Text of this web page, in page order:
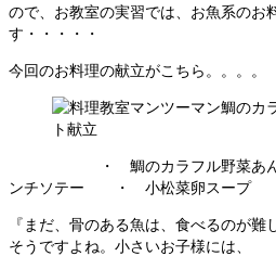
ので、お教室の実習では、お魚系のお
す・・・・・
今回のお料理の献立がこちら。。。。
・ 鯛のカラフル野菜あ
ンチソテー ・ 小松菜卵スープ
『まだ、骨のある魚は、食べるのが
そうですよね。小さいお子様には、